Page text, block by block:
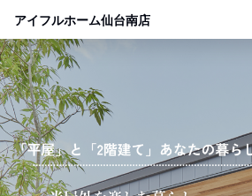
アイフルホーム仙台南店